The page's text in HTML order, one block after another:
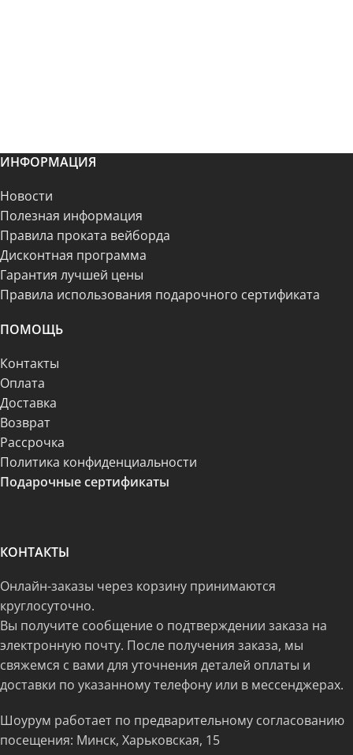
ИНФОРМАЦИЯ
Новости
Полезная информация
Правила проката вейборда
Дисконтная программа
Гарантия лучшей цены
Правила использования подарочного сертификата
ПОМОЩЬ
Контакты
Оплата
Доставка
Возврат
Рассрочка
Политика конфиденциальности
Подарочные сертификаты
КОНТАКТЫ
Онлайн-заказы через корзину принимаются
круглосуточно.
Вы получите сообщение о подтверждении заказа на
электронную почту. После получения заказа, мы
свяжемся с вами для уточнения деталей оплаты и
доставки по указанному телефону или в мессенджерах.
Шоурум работает по предварительному согласованию
посещения: Минск, Харьковская, 15